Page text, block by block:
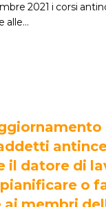
2021 i corsi
alle…
il datore di
pianificare o